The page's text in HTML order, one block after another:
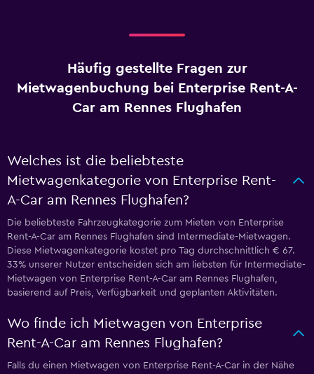
Häufig gestellte Fragen zur
Mietwagenbuchung bei Enterprise Rent-A-
Car am Rennes Flughafen
Welches ist die beliebteste
Mietwagenkategorie von Enterprise Rent-
A-Car am Rennes Flughafen?
Die beliebteste Fahrzeugkategorie zum Mieten von Enterprise
Rent-A-Car am Rennes Flughafen sind Intermediate-Mietwagen.
Diese Mietwagenkategorie kostet pro Tag durchschnittlich € 67.
33% unserer Nutzer entscheiden sich am liebsten für Intermediate-
Mietwagen von Enterprise Rent-A-Car am Rennes Flughafen,
basierend auf Preis, Verfügbarkeit und geplanten Aktivitäten.
Wo finde ich Mietwagen von Enterprise
Rent-A-Car am Rennes Flughafen?
Falls du einen Mietwagen von Enterprise Rent-A-Car in der Nähe